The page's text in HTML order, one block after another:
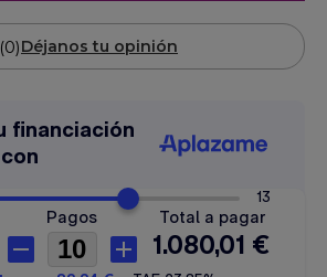
(0)Déjanos tu opinión